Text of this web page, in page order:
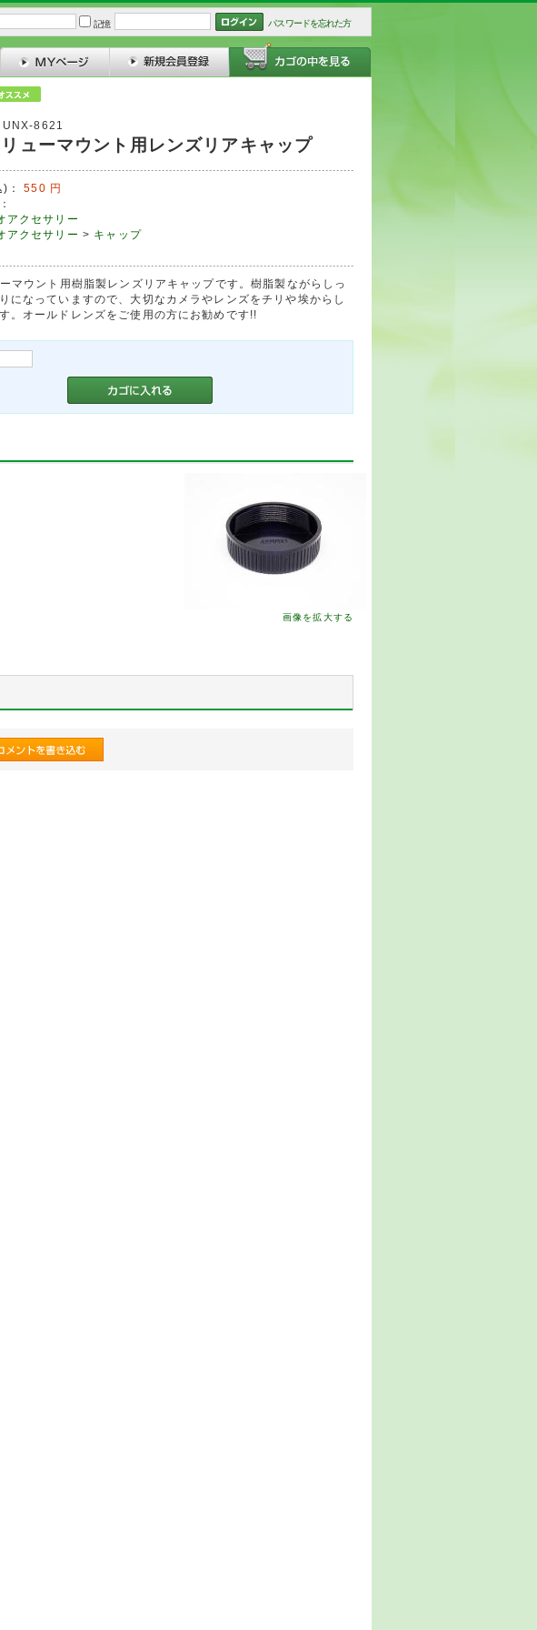
記憶
パスワードを忘れた方
UNX-8621
ューマウント用レンズリアキャップ
)：550 円
アクセサリー
アクセサリー > キャップ
マウント用樹脂製レンズリアキャップです。樹脂製ながらしっ
になっていますので、大切なカメラやレンズをチリや埃からし
。オールドレンズをご使用の方にお勧めです!!
画像を拡大する